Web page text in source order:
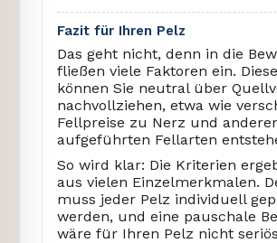
Fazit für Ihren Pelz
Das geht nicht, denn in die
fließen viele Faktoren ein.
können Sie neutral über
nachvollziehen, etwa wie
Fellpreise zu Nerz und
aufgeführten Fellarten
So wird klar: Die Kriterien
aus vielen Einzelmerkmalen.
muss jeder Pelz individuell
werden, und eine pauschale
wäre für Ihren Pelz nicht